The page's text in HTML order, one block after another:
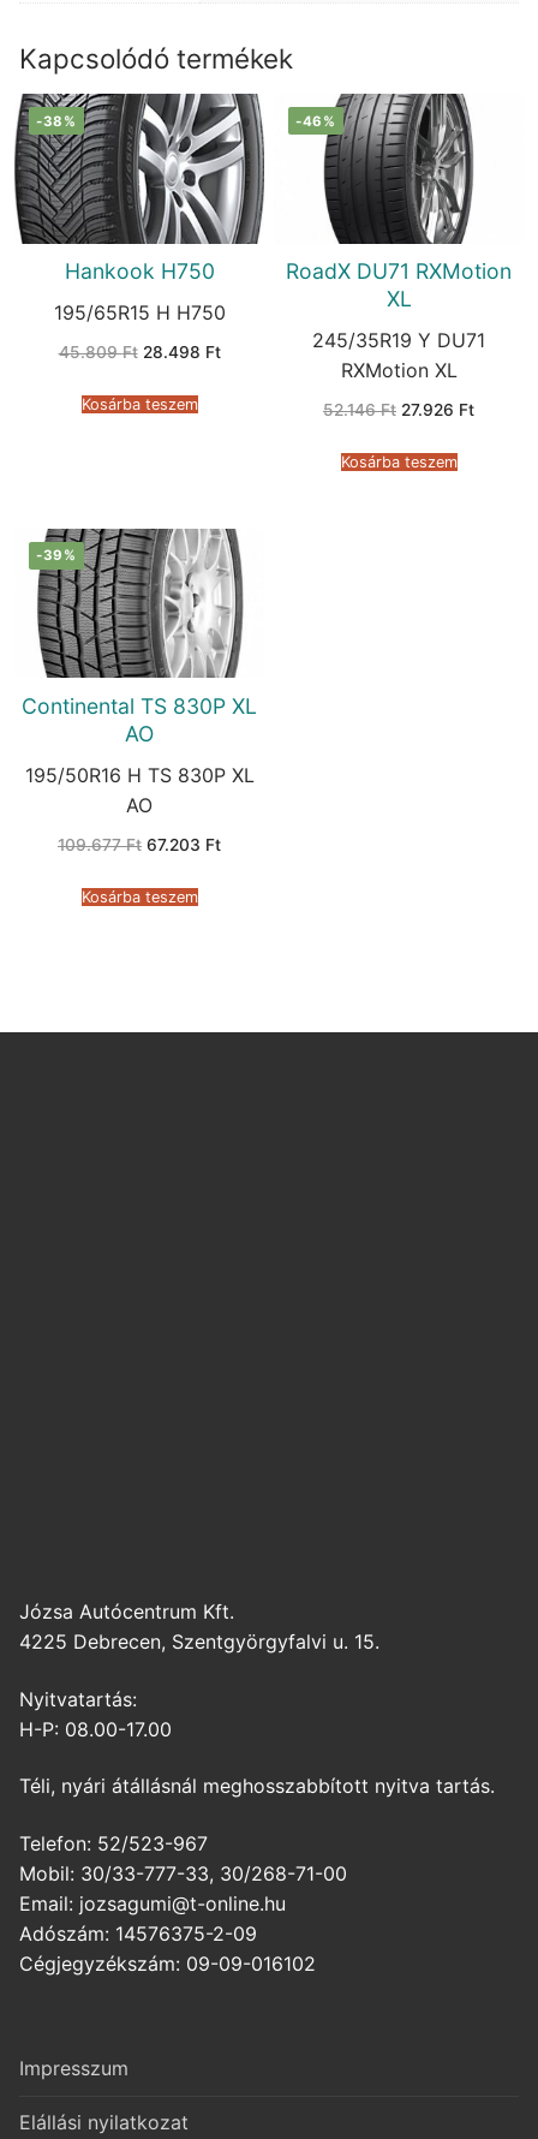
Kapcsolódó termékek
-38%
Hankook H750
195/65R15 H H750
45.809Ft Original
45.809 Ft.
28.498 FtCurrent
Kosárba teszem
-46%
RoadX DU71 RXMotion
XL
245/35R19 Y DU71
RXMotion XL
52.146Ft Original
52.146 Ft.
27.926 FtCurrent
Kosárba teszem
-39%
Continental TS 830P XL
AO
195/50R16 H TS 830P XL
AO
109.677Ft Original
109.677 Ft.
67.203 FtCurrent
Kosárba teszem
Józsa Autócentrum Kft.
4225 Debrecen, Szentgyörgyfalvi u. 15.
Nyitvatartás:
H-P: 08.00-17.00
Téli, nyári átállásnál meghosszabbított nyitva tartás.
Telefon: 52/523-967
Mobil: 30/33-777-33, 30/268-71-00
Email: jozsagumi@t-online.hu
Adószám: 14576375-2-09
Cégjegyzékszám: 09-09-016102
Impresszum
Elállási nyilatkozat